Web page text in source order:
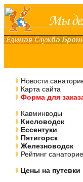
Новости
Карта сайта
Форма для
Кавминводы
Кисловодск
Ессентуки
Пятигорск
Железноводск
Рейтинг
Цены на путевки